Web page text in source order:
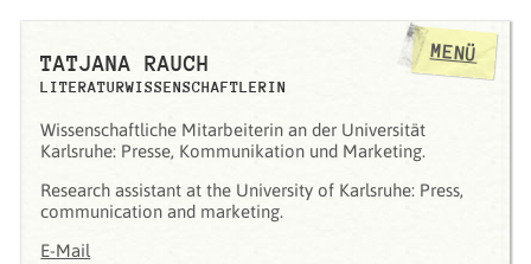
TATJANA RAUCH
LITERATURWISSENSCHAFTLERIN
Wissenschaftliche Mitarbeiterin an der Universität
Karlsruhe: Presse, Kommunikation und Marketing.
Research assistant at the University of Karlsruhe: Press,
communication and marketing.
E-Mail
MENÜ